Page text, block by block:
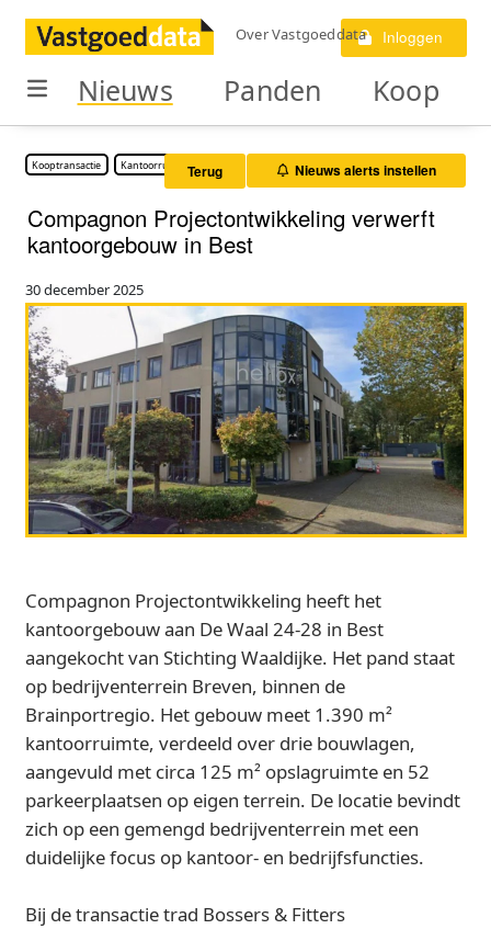
Over Vastgoeddata Inloggen
Nieuws Panden Koop
Kooptransactie KantoorruimteTerug Nieuws alerts instellen
Compagnon Projectontwikkeling verwerft
kantoorgebouw in Best
30 december 2025
Compagnon Projectontwikkeling heeft het
kantoorgebouw aan De Waal 24‑28 in Best
aangekocht van Stichting Waaldijke. Het pand staat
op bedrijventerrein Breven, binnen de
Brainportregio. Het gebouw meet 1.390 m²
kantoorruimte, verdeeld over drie bouwlagen,
aangevuld met circa 125 m² opslagruimte en 52
parkeerplaatsen op eigen terrein. De locatie bevindt
zich op een gemengd bedrijventerrein met een
duidelijke focus op kantoor- en bedrijfsfuncties.
Bij de transactie trad Bossers & Fitters